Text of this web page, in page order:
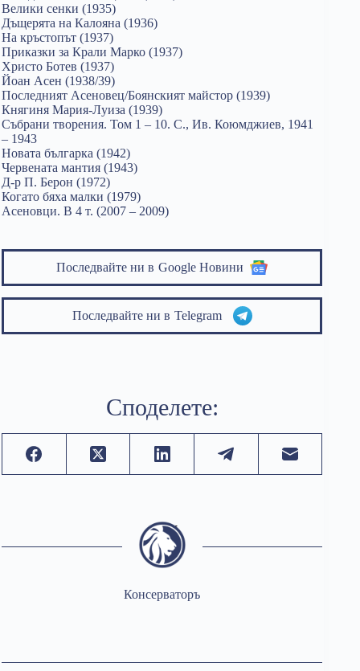
Велики сенки (1935)
Дъщерята на Калояна (1936)
На кръстопът (1937)
Приказки за Крали Марко (1937)
Христо Ботев (1937)
Йоан Асен (1938/39)
Последният Асеновец/Боянският майстор (1939)
Княгиня Мария-Луиза (1939)
Събрани творения. Том 1 – 10. С., Ив. Коюмджиев, 1941
– 1943
Новата българка (1942)
Червената мантия (1943)
Д-р П. Берон (1972)
Когато бяха малки (1979)
Асеновци. В 4 т. (2007 – 2009)
Последвайте ни в Google Новини
Последвайте ни в Telegram
Споделете:
Консерваторъ